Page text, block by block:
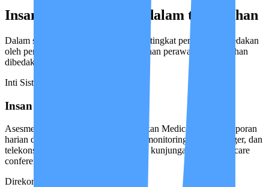
Insan Medika tersedia dalam tiga pilihan
Dalam satu pilihan layanan, harga per tingkat perawatan dibedakan
oleh pengalaman dan pelatihan tambahan perawat. Antar-pilihan
dibedakan oleh paket benefit.
Inti Sistem perawatan penuh
Insan Medika Basic
Asesmen awal, Care Plan yang disahkan Medical Advisor, laporan
harian dan akses real-time IMCIS™, monitoring Case Manager, dan
telekonsultasi dokter. Belum termasuk kunjungan onsite dan care
conference berkala.
Direkomendasikan